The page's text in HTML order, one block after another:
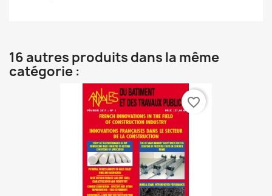
16 autres produits dans la même
catégorie :
favorite_border